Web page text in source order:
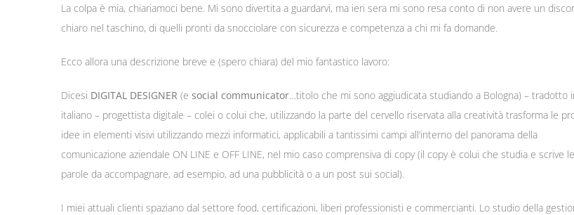
La colpa è mia, chiariamoci bene. Mi sono divertita a guardarvi, ma ieri sera mi sono resa conto di non avere un
chiaro nel taschino, di quelli pronti da snocciolare con sicurezza e competenza a chi mi fa domande.
Ecco allora una descrizione breve e (spero chiara) del mio fantastico lavoro:
Dicesi DIGITAL DESIGNER (e social communicator…titolo che mi sono aggiudicata studiando a Bologna) – tradotto
italiano – progettista digitale – colei o colui che, utilizzando la parte del cervello riservata alla creatività trasforma le
idee in elementi visivi utilizzando mezzi informatici, applicabili a tantissimi campi all’interno del panorama della
comunicazione aziendale ON LINE e OFF LINE, nel mio caso comprensiva di copy (il copy è colui che studia e scrive le
parole da accompagnare, ad esempio, ad una pubblicità o a un post sui social).
I miei attuali clienti spaziano dal settore food, certificazioni, liberi professionisti e commercianti. Lo studio della